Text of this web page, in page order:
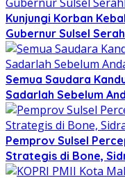
Kunjungi Korban
Gubernur Sulsel
Semua Saudara
Sadarlah Sebelum
Pemprov Sulsel
Strategis di Bone,